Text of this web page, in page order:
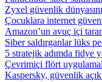
Zyxel güvenlik
Çocuklara internet
Amazon’un avuç içi
Siber saldırganlar lüks
5 stratejik adımda fidye
Çevrimiçi flört
Kaspersky, güvenlik